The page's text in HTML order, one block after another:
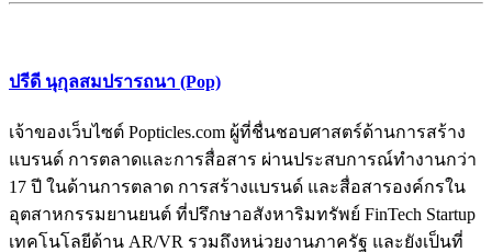
ปรีดี นุกุลสมปรารถนา (Pop)
เจ้าของเว็บไซต์ Popticles.com ผู้ที่ชื่นชอบศาสตร์ด้านการสร้าง
แบรนด์ การตลาดและการสื่อสาร ผ่านประสบการณ์ทำงานกว่า
17 ปี ในด้านการตลาด การสร้างแบรนด์ และสื่อสารองค์กรใน
อุตสาหกรรมยานยนต์ ที่ปรึกษาอสังหาริมทรัพย์ FinTech Startup
เทคโนโลยีด้าน AR/VR รวมถึงหน่วยงานภาครัฐ และยังเป็นที่